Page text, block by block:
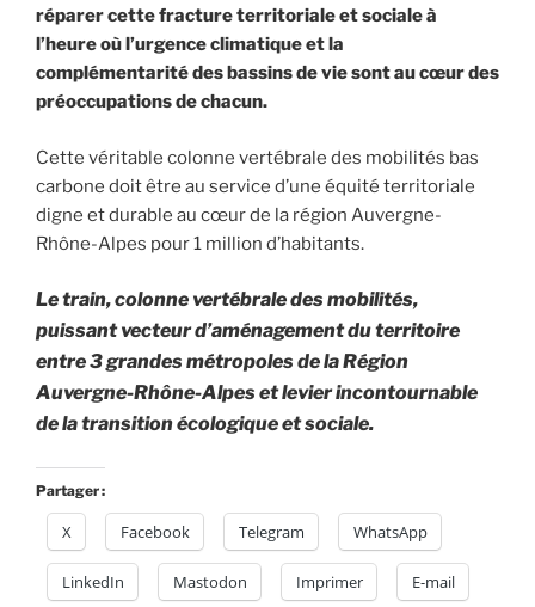
réparer cette fracture territoriale et sociale à
l’heure où l’urgence climatique et la
complémentarité des bassins de vie sont au cœur des
préoccupations de chacun.
Cette véritable colonne vertébrale des mobilités bas
carbone doit être au service d’une équité territoriale
digne et durable au cœur de la région Auvergne-
Rhône-Alpes pour 1 million d’habitants.
Le train, colonne vertébrale des mobilités,
puissant vecteur d’aménagement du territoire
entre 3 grandes métropoles de la Région
Auvergne-Rhône-Alpes et levier incontournable
de la transition écologique et sociale.
Partager :
X Facebook Telegram WhatsApp
LinkedIn Mastodon Imprimer E-mail